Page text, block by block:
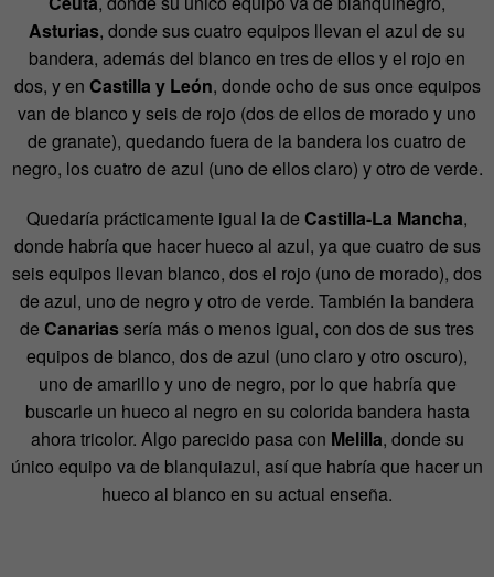
Asturias, donde sus cuatro equipos llevan el azul de su
bandera, además del blanco en tres de ellos y el rojo en
dos, y en Castilla y León, donde ocho de sus once equipos
van de blanco y seis de rojo (dos de ellos de morado y uno
de granate), quedando fuera de la bandera los cuatro de
negro, los cuatro de azul (uno de ellos claro) y otro de verde.
Quedaría prácticamente igual la de Castilla-La Mancha,
donde habría que hacer hueco al azul, ya que cuatro de sus
seis equipos llevan blanco, dos el rojo (uno de morado), dos
de azul, uno de negro y otro de verde. También la bandera
de Canariassería más o menos igual, con dos de sus tres
equipos de blanco, dos de azul (uno claro y otro oscuro),
uno de amarillo y uno de negro, por lo que habría que
buscarle un hueco al negro en su colorida bandera hasta
ahora tricolor. Algo parecido pasa con Melilla, donde su
único equipo va de blanquiazul, así que habría que hacer un
hueco al blanco en su actual enseña.